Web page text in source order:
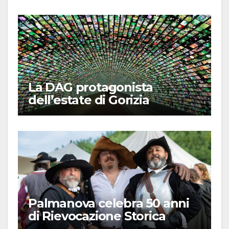
La DAG protagonista
dell’estate di Gorizia
Palmanova celebra 50 anni
di Rievocazione Storica